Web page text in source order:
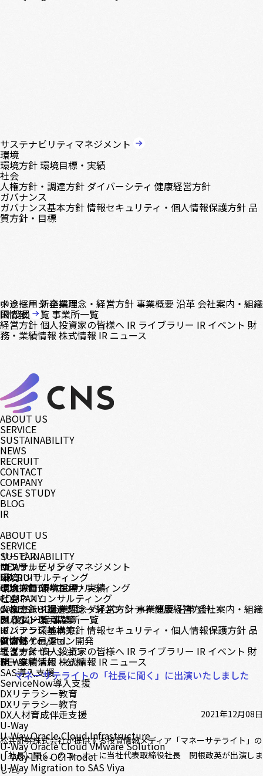
サステナビリティマネジメント
環境
環境方針環境目標・実績
社会
人権方針・調達方針 ダイバーシティ 健康経営方針
ガバナンス
ガバナンス基本方針情報セキュリティ・個人情報保護方針 品
質方針・目標
中途採用新卒採用
メッセージ企業理念・経営方針 事業概要 沿革 会社案内・組織
図役員一覧 事業所一覧
IR情報
経営方針 個人投資家の皆様へ IR ライブラリー IR イベント 財
務・業績情報 株式情報 IR ニュース
ABOUT US
SERVICE
SUSTAINABILITY
NEWS
RECRUIT
CONTACT
COMPANY
CASE STUDY
BLOG
IR
ABOUT US
SERVICE
サービス
コンサルティング
DX コンサルティング
テクノロジーコンサルティング
ビジネスコンサルティング
システムインテグレーション
クラウド環境構築
インフラ環境構築
アプリケーション開発
モダナイゼーション
データ利活用・分析
SAS導入支援
ServiceNow導入支援
DXリテラシー教育
DXリテラシー教育
DX人材育成伴走支援
U-Way
U-Way Oracle Cloud Infrastructure
U-Way Oracle Cloud VMware Solution
U-Way Lite OCI Model
U-Way Migration to SAS Viya
SUSTAINABILITY
サステナビリティマネジメント
環境
環境方針環境目標・実績
社会
人権方針・調達方針ダイバーシティ健康経営方針
ガバナンス
ガバナンス基本方針情報セキュリティ・個人情報保護方針 品
質方針・目標
NEWS
RECRUIT
中途採用新卒採用
CONTACT
COMPANY
メッセージ企業理念・経営方針事業概要沿革会社案内・組織
図役員一覧事業所一覧
CASE STUDY
BLOG
IR
IR情報
経営方針個人投資家の皆様へ IR ライブラリー IR イベント 財
務・業績情報 株式情報 IR ニュース
© CNS Co., Ltd.
ニュース
NEWS
マネーサテライトの「社長に聞く」に出演いたしました
2021年12月08日
松井証券株式会社が提供する投資情報メディア「マネーサテライト」の
「社長に聞く」のコーナーに当社代表取締役社長 関根政英が出演しま
した。